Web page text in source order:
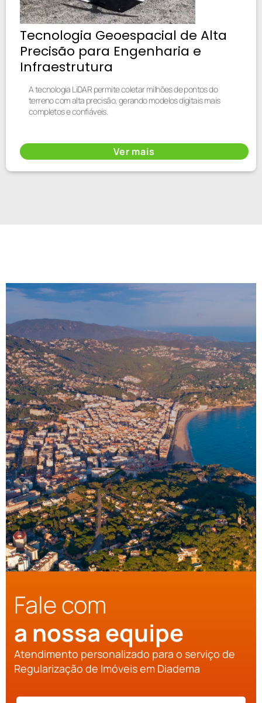
Tecnologia Geoespacial de Alta
Precisão para Engenharia e
Infraestrutura
A tecnologia LiDAR permite coletar milhões de pontos do
terreno com alta precisão, gerando modelos digitais mais
completos e confiáveis.
Ver mais
Fale com
a nossa equipe
Atendimento personalizado para o serviço de
Regularização de Imóveis em Diadema